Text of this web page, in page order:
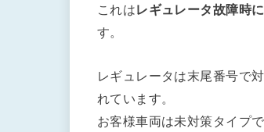
これはレギュレータ故障時
す。
レギュレータは末尾番号で
れています。
お客様車両は未対策タイプ